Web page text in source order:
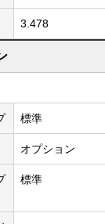
3.478
標準
オプション
標準